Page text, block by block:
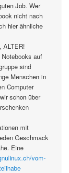
Job. Wer
nicht nach
hier ähnliche
ALTER!
auf
sind
Menschen in
Computer
schon über
mit
Geschmack
Eine
vom-